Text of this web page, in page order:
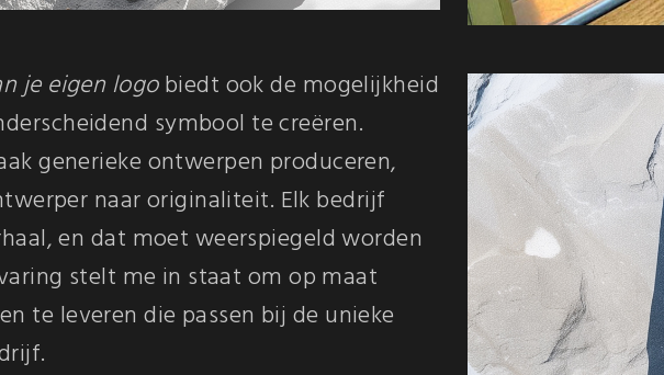
je eigen logobiedt ook de mogelijkheid
symbool te creëren.
generieke ontwerpen produceren,
naar originaliteit. Elk bedrijf
en dat moet weerspiegeld worden
stelt me in staat om op maat
te leveren die passen bij de unieke